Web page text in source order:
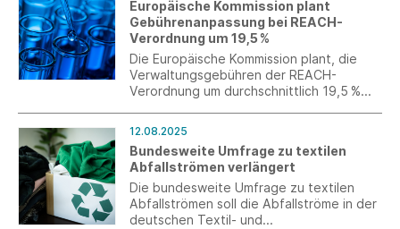
Europäische Kommission plant
Gebührenanpassung bei REACH-
Verordnung um 19,5 %
Die Europäische Kommission plant, die
Verwaltungsgebühren der REACH-
Verordnung um durchschnittlich 19,5 %
kleine und mittlere Unternehmen (KMU)
von der Gebührenerhöhung
ausgenommen bleiben.
12.08.2025
Bundesweite Umfrage zu textilen
Abfallströmen verlängert
Die bundesweite Umfrage zu textilen
Abfallströmen soll die Abfallströme in der
deutschen Textil- und